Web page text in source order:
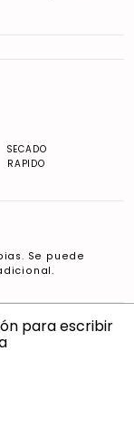
SECADO
RAPIDO
Se puede
para escribir